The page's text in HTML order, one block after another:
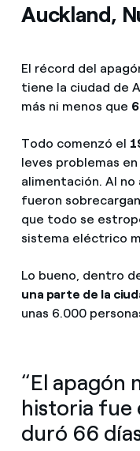
Auckland,
El récord del
tiene la ciudad de
más ni menos que
Todo comenzó el
leves problemas
alimentación. Al
fueron
que todo se
sistema eléctrico
Lo bueno, dentro
una parte de la
unas 6.000
“El apagón
historia fue
duró 66